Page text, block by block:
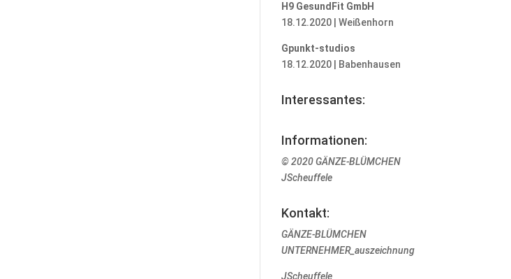
H9 GesundFit GmbH
18.12.2020 | Weißenhorn
Gpunkt-studios
18.12.2020 | Babenhausen
Interessantes:
Informationen:
© 2020 GÄNZE-BLÜMCHEN
JScheuffele
Kontakt:
GÄNZE-BLÜMCHEN
UNTERNEHMER_auszeichnung
JScheuffele